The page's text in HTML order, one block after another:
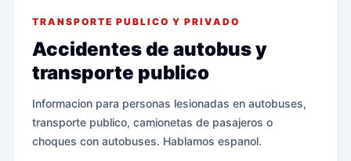
TRANSPORTE PUBLICO Y PRIVADO
Accidentes de autobus y
transporte publico
Informacion para personas lesionadas en autobuses,
transporte publico, camionetas de pasajeros o
choques con autobuses. Hablamos espanol.